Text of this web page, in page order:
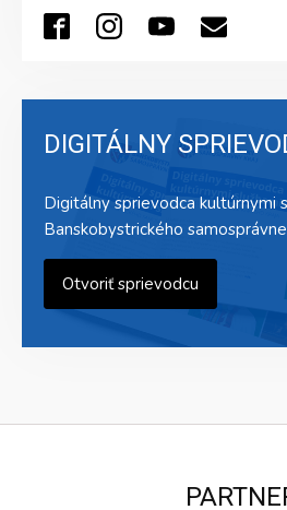
DIGITÁLNY
Digitálny sprievodca kultúrnymi
Banskobystrického
Otvoriť sprievodcu